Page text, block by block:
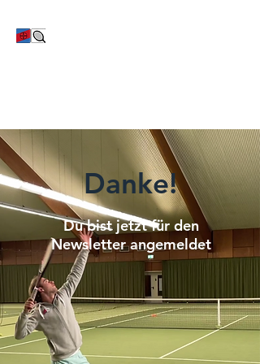
Danke!
Du bist jetzt für den
Newsletter angemeldet